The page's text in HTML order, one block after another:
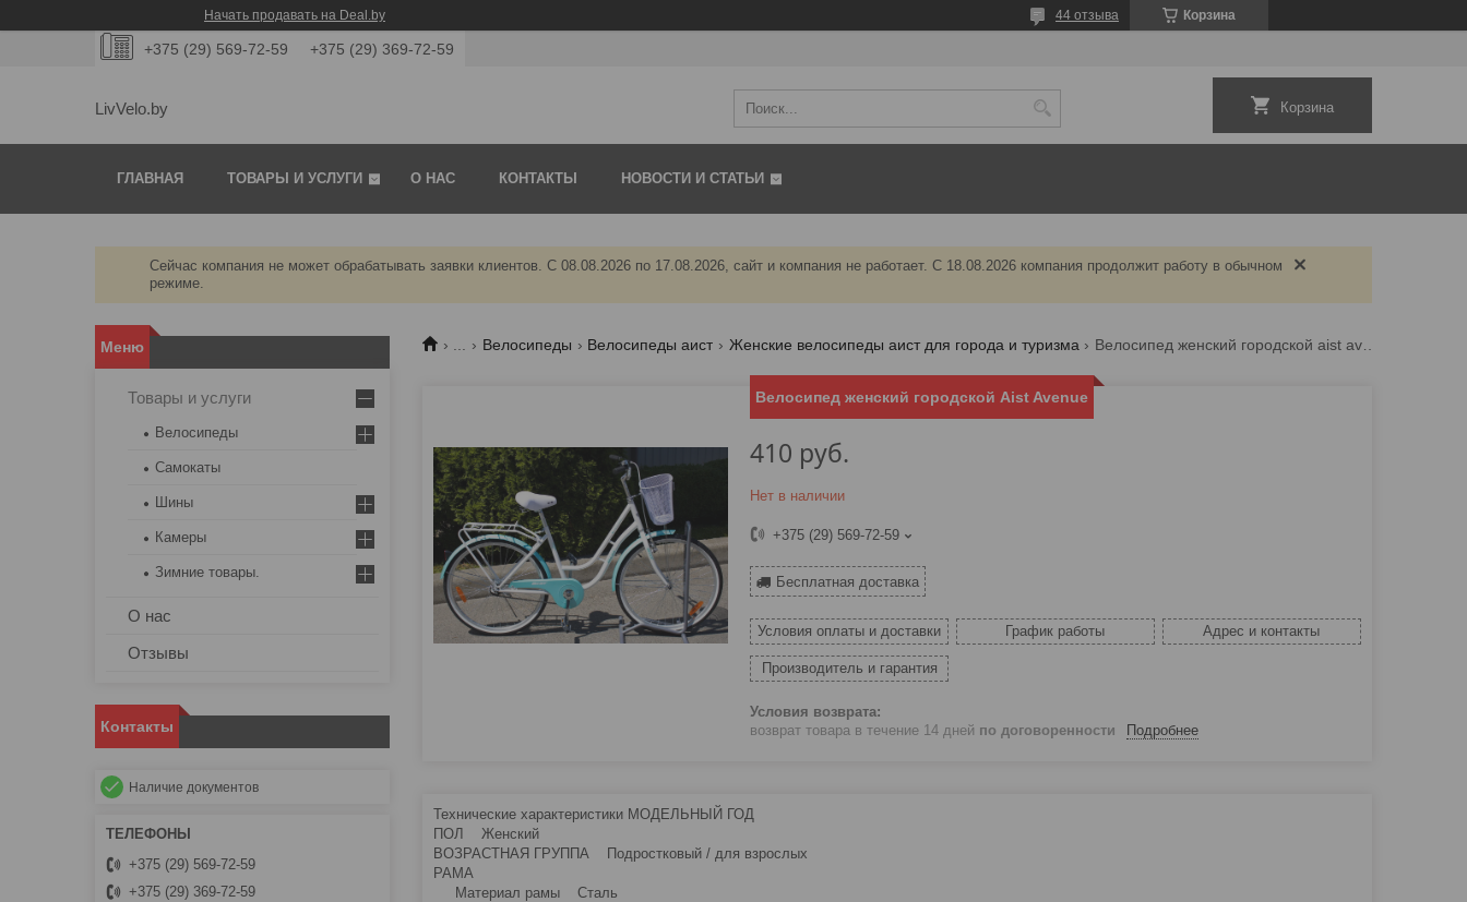
Начать продавать на Deal.by Корзина
44 отзыва
+375 (29) 569-72-59 +375 (29) 369-72-59
LivVelo.by Корзина
ГЛАВНАЯ ТОВАРЫ И УСЛУГИ О НАС КОНТАКТЫ НОВОСТИ И СТАТЬИ
Сейчас компания не может обрабатывать заявки клиентов. C 08.08.2026 по 17.08.2026, сайт и компания не работает. С 18.08.2026 компания продолжит работу в обычном
режиме.
... Велосипеды Велосипеды аист Женские велосипеды аист для города и туризма Велосипед женский городской aist avenue
Велосипед женский городской Aist Avenue
410 руб.
Нет в наличии
+375 (29) 569-72-59
Бесплатная доставка
Условия оплаты и доставки График работы Адрес и контакты
Производитель и гарантия
возврат товара в течение 14 дней по договоренности Подробнее
Технические характеристики МОДЕЛЬНЫЙ ГОД
ПОЛ Женский
ВОЗРАСТНАЯ ГРУППА Подростковый / для взрослых
РАМА
Материал рамы Сталь
Товары и услуги
Велосипеды
Самокаты
Шины
Камеры
Зимние товары.
О нас
Отзывы
Контакты
Наличие документов
+375 (29) 569-72-59
+375 (29) 369-72-59